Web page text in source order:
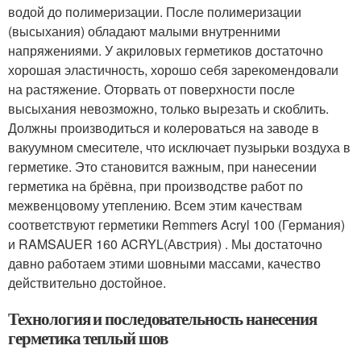
водой до полимеризации. После полимеризации
(высыхания) обладают малыми внутренними
напряжениями. У акриловых герметиков достаточно
хорошая эластичность, хорошо себя зарекомендовали
на растяжение. Оторвать от поверхности после
высыхания невозможно, только вырезать и скоблить.
Должны производиться и колероваться на заводе в
вакуумном смесителе, что исключает пузырьки воздуха в
герметике. Это становится важным, при нанесении
герметика на брёвна, при производстве работ по
межвенцовому утеплению. Всем этим качествам
соответствуют герметики Remmers Acryl 100 (Германия)
и RAMSAUER 160 ACRYL(Австрия) . Мы достаточно
давно работаем этими шовными массами, качество
действительно достойное.
Технология и последовательность нанесения
герметика теплый шов